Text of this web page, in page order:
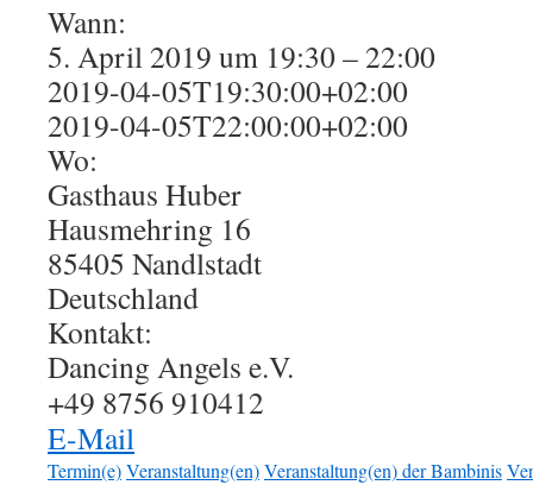
Wann:
5. April 2019 um 19:30 – 22:00
2019-04-05T19:30:00+02:00
2019-04-05T22:00:00+02:00
Wo:
Gasthaus Huber
Hausmehring 16
85405 Nandlstadt
Deutschland
Kontakt:
Dancing Angels e.V.
+49 8756 910412
E-Mail
Termin(e)Veranstaltung(en)Veranstaltung(en) der Bambinis